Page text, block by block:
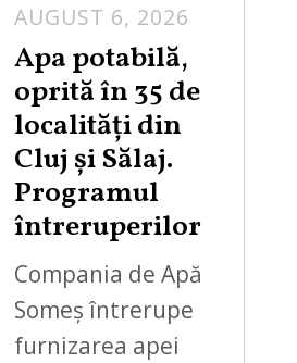
AUGUST 6, 2026
Apa potabilă,
oprită în 35 de
localități din
Cluj și Sălaj.
Programul
întreruperilor
Compania de Apă
Someș întrerupe
furnizarea apei